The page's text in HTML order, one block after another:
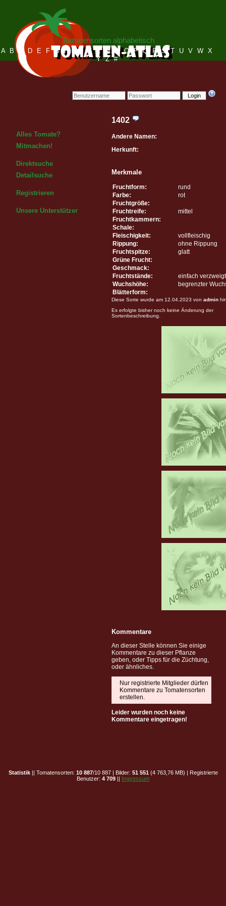
Login
Tomatensorten alphabetisch
A B C D E F G H I J K L M N O P Q R S T U V W X
Y Z #
Alles Tomate?
Mitmachen!
Direktsuche
Detailsuche
Registrieren
Unsere Unterstützer
1402
Andere Namen:
Herkunft:
Merkmale
Fruchtform:
rund
Farbe:
rot
Fruchtgröße:
Fruchtreife:
mittel
Fruchtkammern:
Schale:
Fleischigkeit:
vollfleischig
Rippung:
ohne Rippung
Fruchtspitze:
glatt
Grüne Frucht:
Geschmack:
Fruchtstände:
einfach verzweigt
Wuchshöhe:
begrenzter
Blätterform:
Diese Sorte wurde am 12.04.2023 von admin
Es erfolgte bisher noch keine Änderung der
Sortenbeschreibung.
Kommentare
An dieser Stelle können Sie einige
Kommentare zu dieser Pflanze
geben, oder Tipps für die Züchtung,
oder ähnliches.
Nur registrierte Mitglieder dürfen
Kommentare zu Tomatensorten
erstellen.
Leider wurden noch keine
Kommentare eingetragen!
Statistik|| Tomatensorten: 10 887/10 887 | Bilder: 51 551 (4 763,76 MB) | Registrierte
Benutzer: 4 709 || Impressum